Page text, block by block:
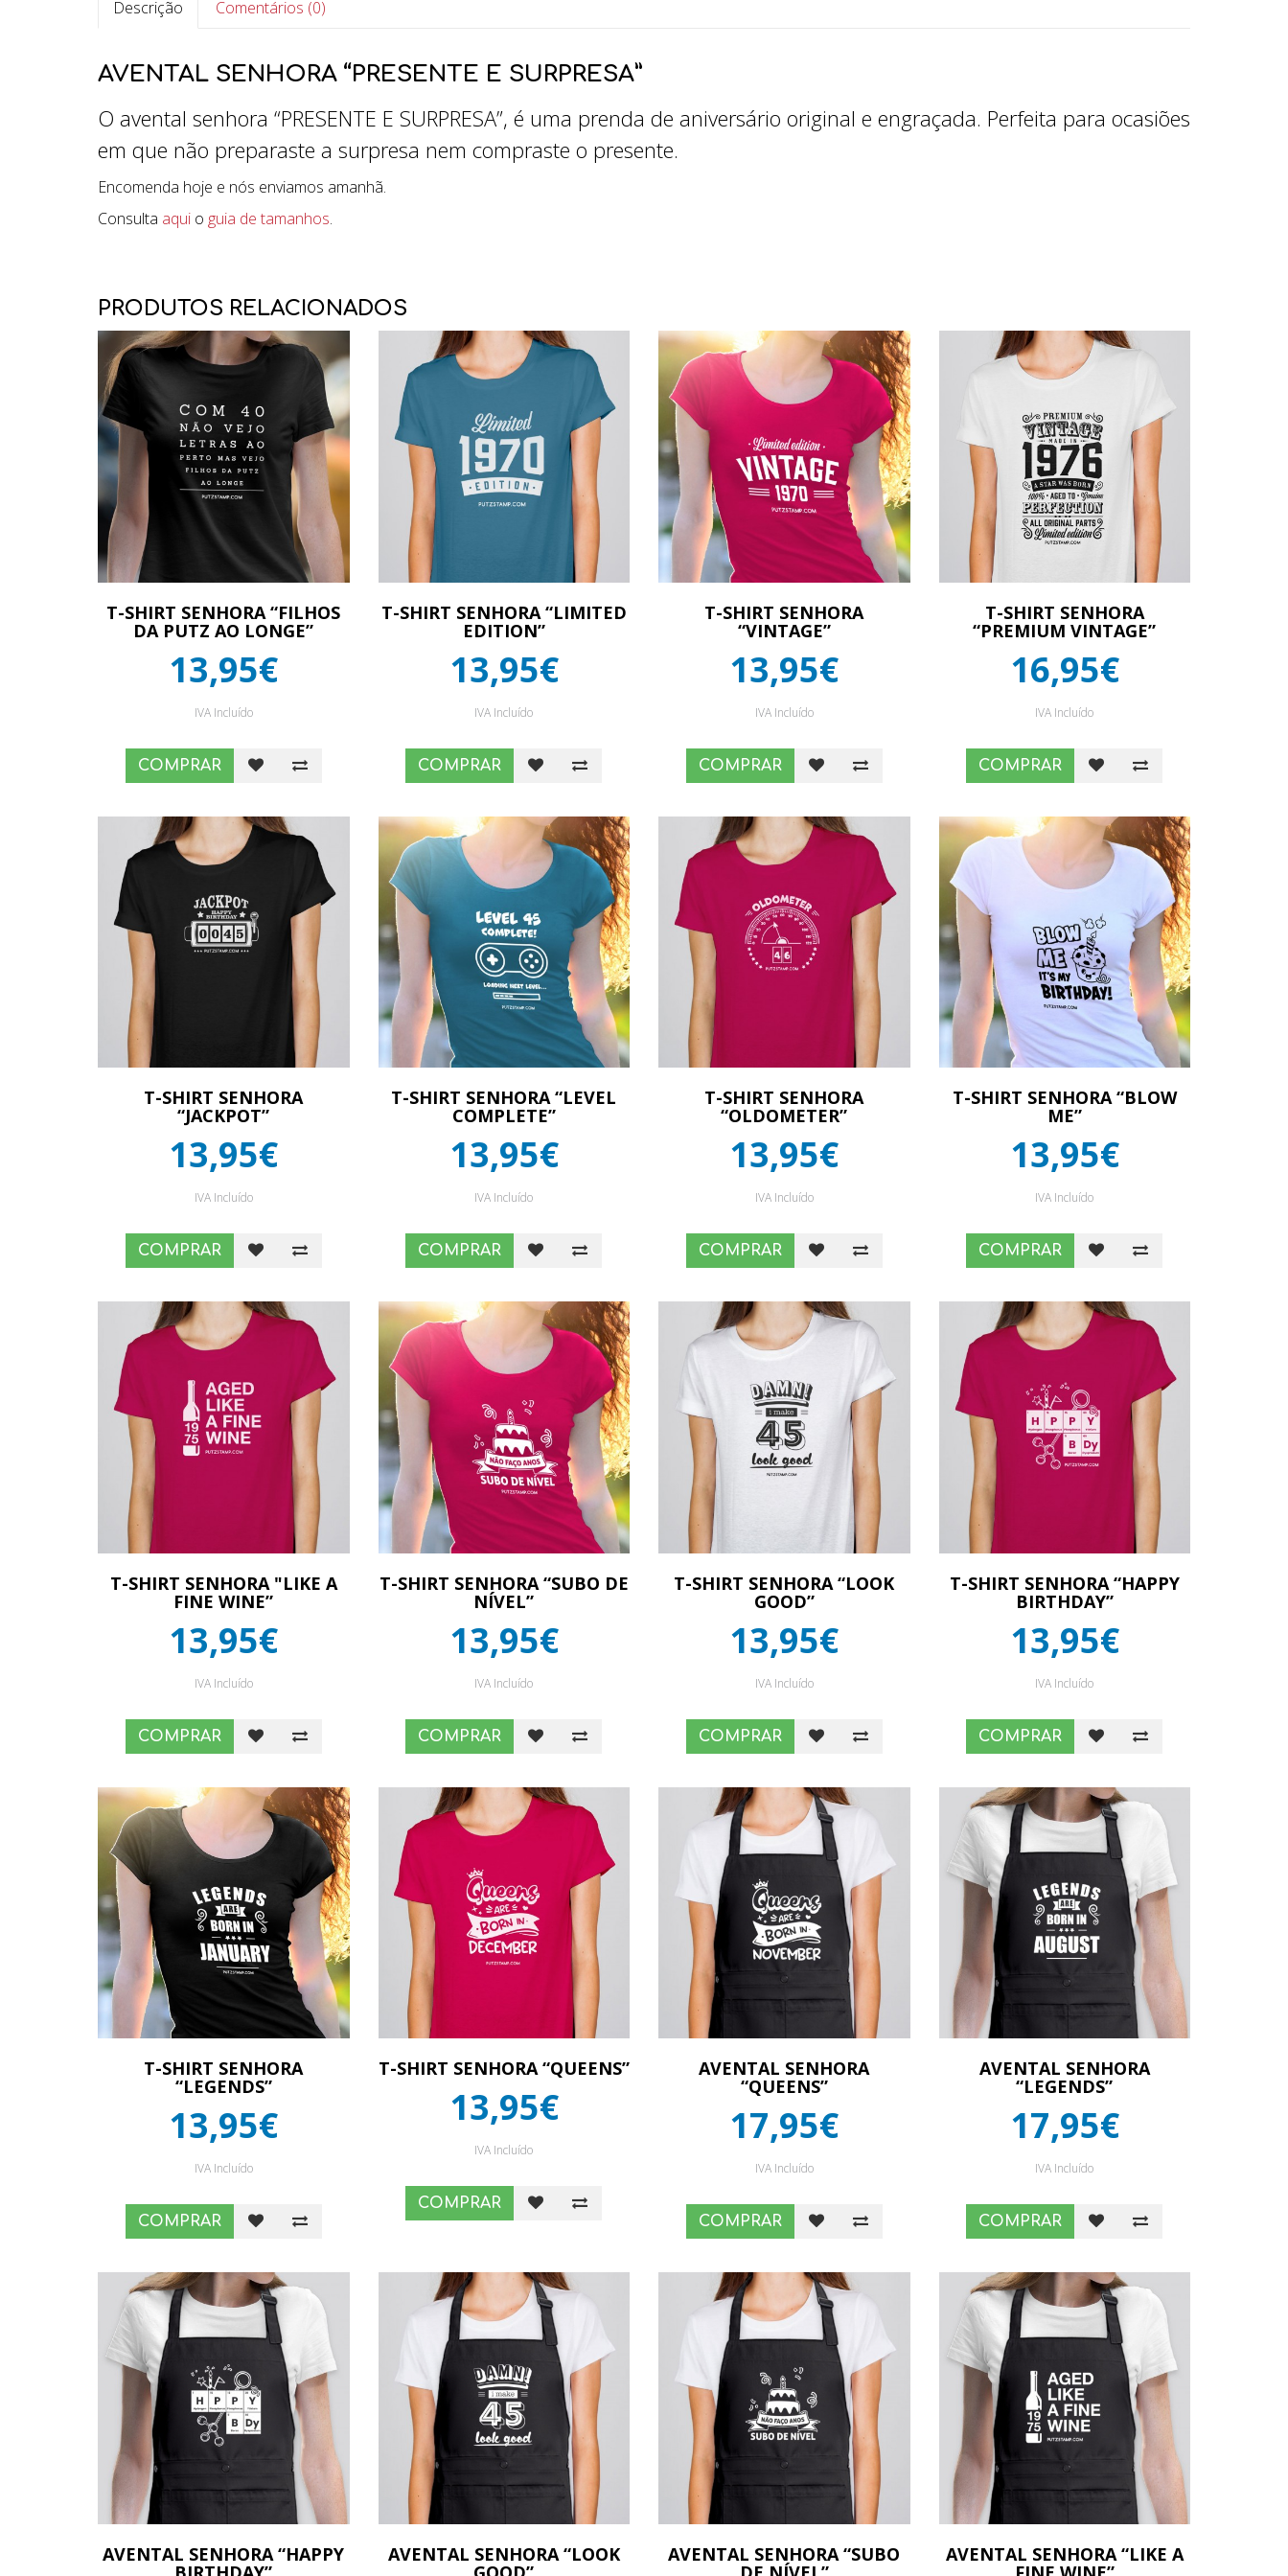
Descrição Comentários (0)
AVENTAL SENHORA “PRESENTE E SURPRESA”
O avental senhora “PRESENTE E SURPRESA”, é uma prenda de aniversário original e engraçada. Perfeita para ocasiões
em que não preparaste a surpresa nem compraste o presente.
Encomenda hoje e nós enviamos amanhã.
Consulta aqui o guia de tamanhos.
PRODUTOS RELACIONADOS
T-SHIRT SENHORA “FILHOS
DA PUTZ AO LONGE”
13,95€
IVA Incluído
COMPRAR
T-SHIRT SENHORA “LIMITED
EDITION”
13,95€
IVA Incluído
COMPRAR
T-SHIRT SENHORA
“VINTAGE”
13,95€
IVA Incluído
COMPRAR
T-SHIRT SENHORA
“PREMIUM VINTAGE”
16,95€
IVA Incluído
COMPRAR
T-SHIRT SENHORA
“JACKPOT”
13,95€
IVA Incluído
COMPRAR
T-SHIRT SENHORA “LEVEL
COMPLETE”
13,95€
IVA Incluído
COMPRAR
T-SHIRT SENHORA
“OLDOMETER”
13,95€
IVA Incluído
COMPRAR
T-SHIRT SENHORA “BLOW
ME”
13,95€
IVA Incluído
COMPRAR
T-SHIRT SENHORA "LIKE A
FINE WINE”
13,95€
IVA Incluído
COMPRAR
T-SHIRT SENHORA “SUBO DE
NÍVEL”
13,95€
IVA Incluído
COMPRAR
T-SHIRT SENHORA “LOOK
GOOD”
13,95€
IVA Incluído
COMPRAR
T-SHIRT SENHORA “HAPPY
BIRTHDAY”
13,95€
IVA Incluído
COMPRAR
T-SHIRT SENHORA
“LEGENDS”
13,95€
IVA Incluído
COMPRAR
T-SHIRT SENHORA “QUEENS”
13,95€
IVA Incluído
COMPRAR
AVENTAL SENHORA
“QUEENS”
17,95€
IVA Incluído
COMPRAR
AVENTAL SENHORA
“LEGENDS”
17,95€
IVA Incluído
COMPRAR
AVENTAL SENHORA “HAPPY AVENTAL SENHORA “LOOK AVENTAL SENHORA “SUBO AVENTAL SENHORA “LIKE A